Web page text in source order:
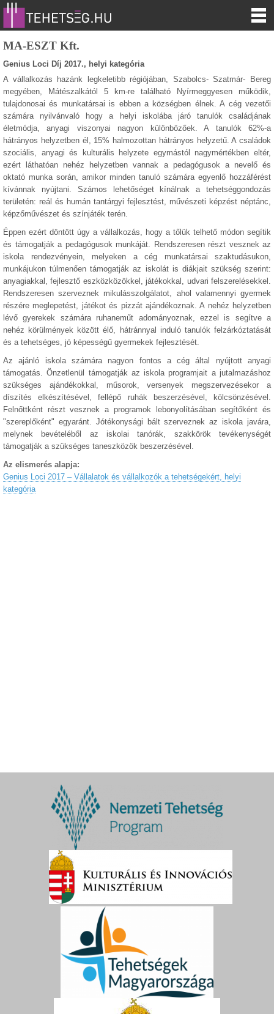
MA-ESZT Kft.
Genius Loci Díj 2017., helyi kategória
A vállalkozás hazánk legkeletibb régiójában, Szabolcs- Szatmár- Bereg
megyében, Mátészalkától 5 km-re található Nyírmeggyesen működik,
tulajdonosai és munkatársai is ebben a községben élnek. A cég vezetői
számára nyilvánvaló hogy a helyi iskolába járó tanulók családjának
életmódja, anyagi viszonyai nagyon különbözőek. A tanulók 62%-a
hátrányos helyzetben él, 15% halmozottan hátrányos helyzetű. A családok
szociális, anyagi és kulturális helyzete egymástól nagymértékben eltér,
ezért láthatóan nehéz helyzetben vannak a pedagógusok a nevelő és
oktató munka során, amikor minden tanuló számára egyenlő hozzáférést
kívánnak nyújtani. Számos lehetőséget kínálnak a tehetséggondozás
területén: reál és humán tantárgyi fejlesztést, művészeti képzést néptánc,
képzőművészet és színjáték terén.
Éppen ezért döntött úgy a vállalkozás, hogy a tőlük telhető módon segítik
és támogatják a pedagógusok munkáját. Rendszeresen részt vesznek az
iskola rendezvényein, melyeken a cég munkatársai szaktudásukon,
munkájukon túlmenően támogatják az iskolát is diákjait szükség szerint:
anyagiakkal, fejlesztő eszközközökkel, játékokkal, udvari felszerelésekkel.
Rendszeresen szerveznek mikulásszolgálatot, ahol valamennyi gyermek
részére meglepetést, játékot és pizzát ajándékoznak. A nehéz helyzetben
lévő gyerekek számára ruhaneműt adományoznak, ezzel is segítve a
nehéz körülmények között élő, hátránnyal induló tanulók felzárkóztatását
és a tehetséges, jó képességű gyermekek fejlesztését.
Az ajánló iskola számára nagyon fontos a cég által nyújtott anyagi
támogatás. Önzetlenül támogatják az iskola programjait a jutalmazáshoz
szükséges ajándékokkal, műsorok, versenyek megszervezésekor a
díszítés elkészítésével, fellépő ruhák beszerzésével, kölcsönzésével.
Felnőttként részt vesznek a programok lebonyolításában segítőként és
"szereplőként" egyaránt. Jótékonysági bált szerveznek az iskola javára,
melynek bevételéből az iskolai tanórák, szakkörök tevékenységét
támogatják a szükséges taneszközök beszerzésével.
Az elismerés alapja:
Genius Loci 2017 – Vállalatok és vállalkozók a tehetségekért, helyi
kategória